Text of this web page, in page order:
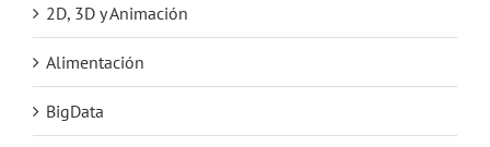
2D, 3D y Animación
Alimentación
BigData